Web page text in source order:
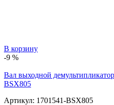
В корзину
-9 %
Вал выходной
BSX805
Артикул: 1701541-BSX805